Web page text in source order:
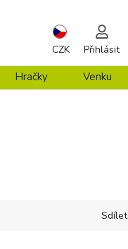
CZK Přihlásit
Hračky Venku
Sdílet